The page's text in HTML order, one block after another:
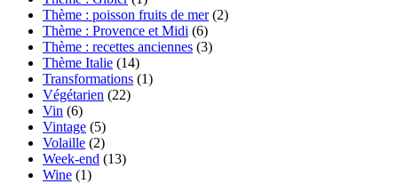
Thème : poisson fruits de mer(2)
Thème : Provence et Midi (6)
Thème : recettes anciennes (3)
Thème Italie (14)
Transformations (1)
Végétarien (22)
Vin (6)
Vintage (5)
Volaille (2)
Week-end (13)
Wine (1)